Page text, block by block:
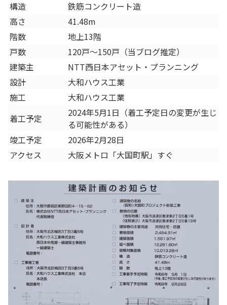
構造
鉄筋コンクリート造
高さ
41.48m
階数
地上13階
戸数
120戸～150戸（当ブログ推定）
建築主
NTT西日本アセット・プランニング
設計
大和ハウス工業
施工
大和ハウス工業
着工予定
2024年5月1日（着工予定日の変更が生じ
る可能性がある）
竣工予定
2026年2月28日
アクセス
大阪メトロ「大国町駅」すぐ